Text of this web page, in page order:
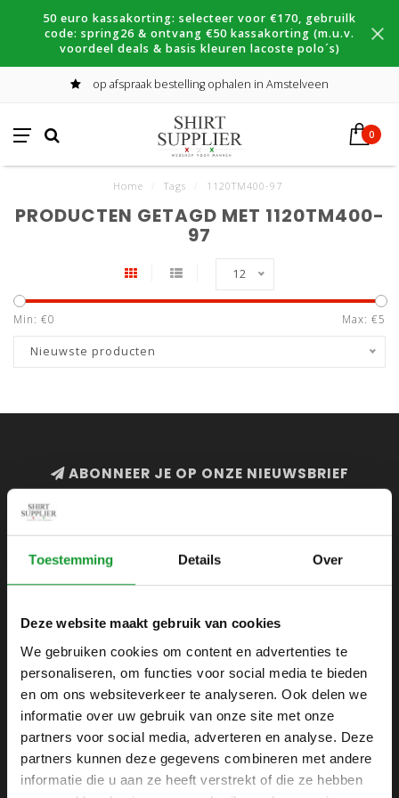
Toestemming Details Over
Deze website maakt gebruik van cookies
We gebruiken cookies om content en advertenties te
personaliseren, om functies voor social media te bieden
en om ons websiteverkeer te analyseren. Ook delen we
informatie over uw gebruik van onze site met onze
partners voor social media, adverteren en analyse. Deze
partners kunnen deze gegevens combineren met andere
informatie die u aan ze heeft verstrekt of die ze hebben
50 euro kassakorting: selecteer voor €170, gebruilk
code: spring26 & ontvang €50 kassakorting (m.u.v.
voordeel deals & basis kleuren lacoste polo´s)
op afspraak bestelling ophalen in Amstelveen
0
Home Tags 1120TM400-97
PRODUCTEN GETAGD MET 1120TM400-
97
12
Min: €0 Max: €5
Nieuwste producten
ABONNEER JE OP ONZE NIEUWSBRIEF
SHIRTSUPPLIER.NL
Webshop voor mannen
Zijlijnstraat 24
1433 DC
Kudelstaart
+31 6 42 52 32 80